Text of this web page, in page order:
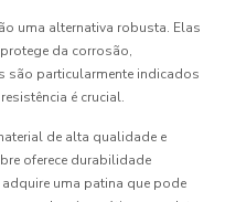
uma alternativa robusta. Elas
da corrosão,
são particularmente indicados
é crucial.
de alta qualidade e
oferece durabilidade
uma patina que pode